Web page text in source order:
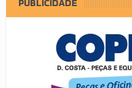
PUBLICIDADE